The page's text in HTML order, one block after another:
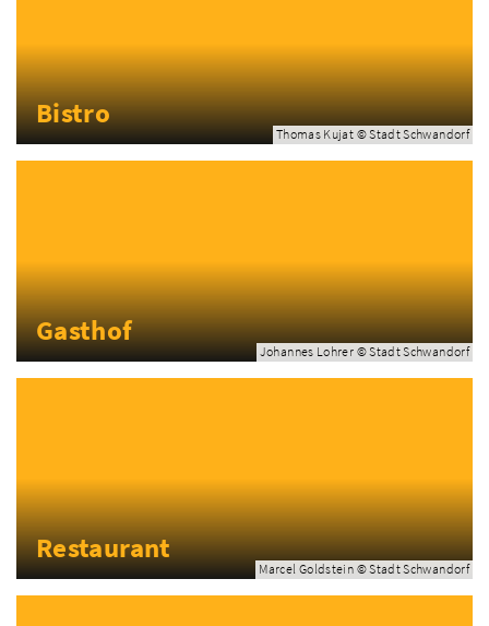
Thomas Kujat © Stadt Schwandorf
Bistro
Johannes Lohrer © Stadt Schwandorf
Gasthof
Marcel Goldstein © Stadt Schwandorf
Restaurant